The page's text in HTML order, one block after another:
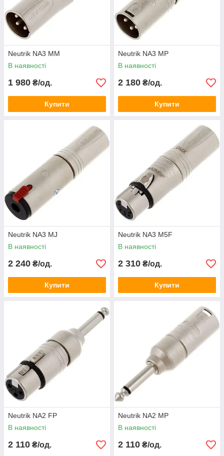
Neutrik NA3 MM
В наявності
1 980 ₴/од.
Купити
Neutrik NA3 MP
В наявності
2 180 ₴/од.
Купити
Neutrik NA3 MJ
В наявності
2 240 ₴/од.
Купити
Neutrik NA3 M5F
В наявності
2 310 ₴/од.
Купити
Neutrik NA2 FP
В наявності
2 110 ₴/од.
Neutrik NA2 MP
В наявності
2 110 ₴/од.